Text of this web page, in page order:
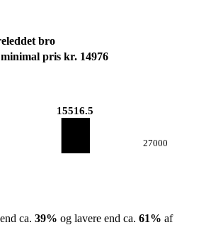
bro
pris kr. 14976
15516.5
27000
ca. 39% og lavere end ca. 61% af